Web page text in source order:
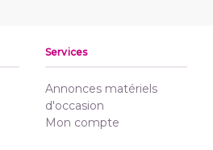
Services
Annonces matériels
d'occasion
Mon compte